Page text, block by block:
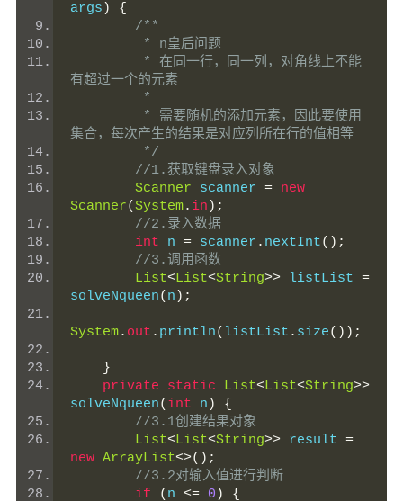
args )
{
/**
         * n皇后问题
有超过一个的元素
         *
集合，每次产生的结果是对应列所在行的值相等
         */
//1.获取键盘录入对象
Scanner scanner = new
Scanner(System. in );
//2.录入数据
int n = scanner . nextInt();
//3.调用函数
List<List<String>> listList =
solveNqueen( n );
System. out . println( listList . size());
}
private
static List<List<String>>
solveNqueen( int n )
{
//3.1创建结果对象
List<List<String>> result =
new ArrayList<>();
//3.2对输入值进行判断
if
( n <= 0 )
{